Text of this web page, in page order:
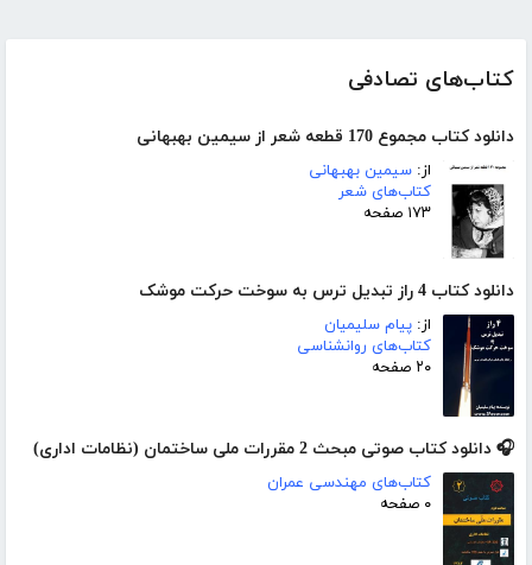
کتاب‌های تصادفی
دانلود کتاب مجموع 170 قطعه شعر از سیمین بهبهانی
از: سیمین بهبهانی
کتاب‌های شعر
۱۷۳ صفحه
دانلود کتاب 4 راز تبدیل ترس به سوخت حرکت موشک
از: پیام سلیمیان
کتاب‌های روانشناسی
۲۰ صفحه
🎧 دانلود کتاب صوتی مبحث 2 مقررات ملی ساختمان (نظامات اداری)
کتاب‌های مهندسی عمران
۰ صفحه